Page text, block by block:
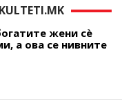
жени сѐ
а ова се нивните